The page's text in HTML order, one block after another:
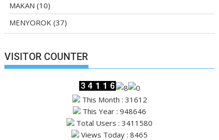
MAKAN (10)
MENYOROK (37)
VISITOR COUNTER
This Month : 31612
This Year : 948646
Total Users : 3411580
Views Today : 8465